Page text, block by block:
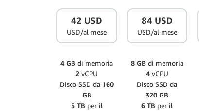
42 USD
USD/al mese
4 GBdi memoria
2vCPU
Disco SSD da 160
GB
5 TBper il
84 USD
USD/al mese
8 GBdi memoria
4 vCPU
Disco SSD da
320 GB
6 TB per il